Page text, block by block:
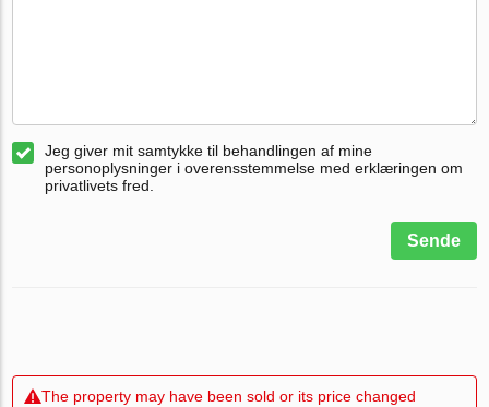
Jeg giver mit samtykke til behandlingen af mine
personoplysninger i overensstemmelse med erklæringen om
privatlivets fred.
Sende
The property may have been sold or its price changed